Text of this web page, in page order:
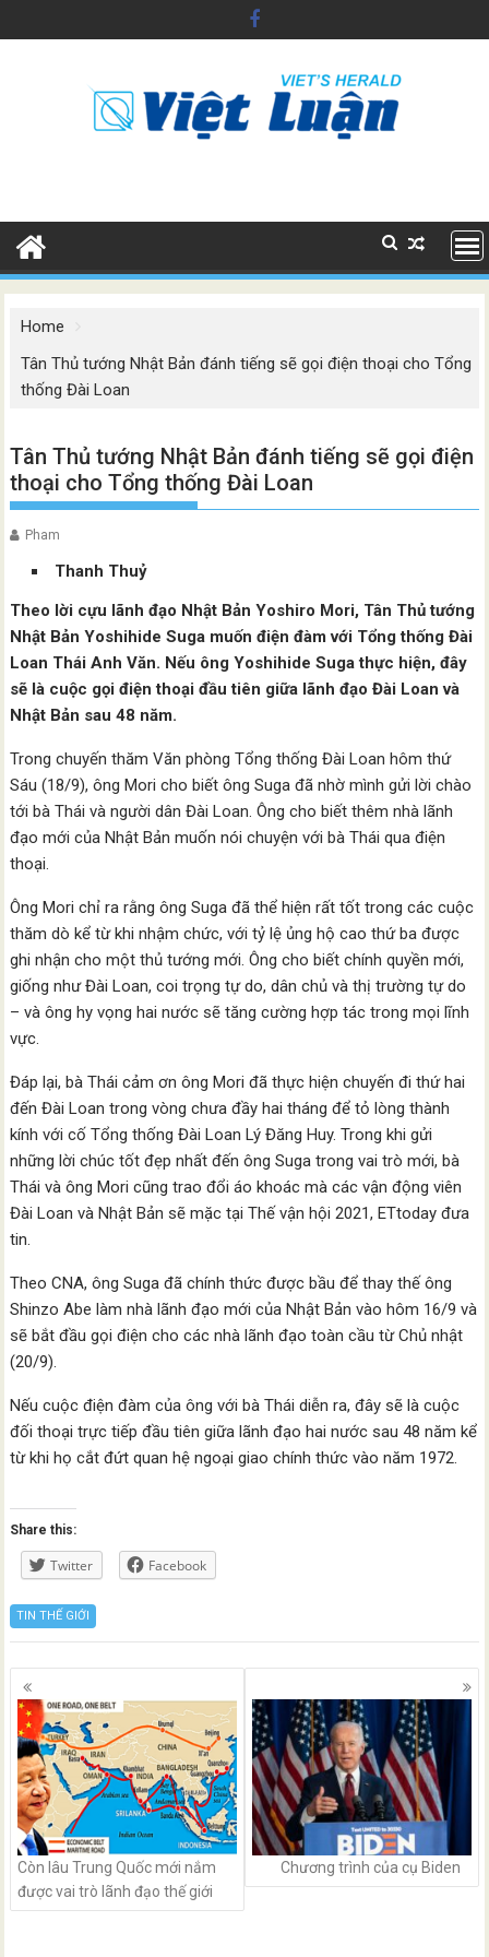
to
Home
Tân Thủ tướng Nhật Bản đánh tiếng sẽ gọi điện thoại cho Tổng
thống Đài Loan
Tân Thủ tướng Nhật Bản đánh tiếng sẽ gọi điện
thoại cho Tổng thống Đài Loan
Pham
Thanh Thuỷ
Theo lời cựu lãnh đạo Nhật Bản Yoshiro Mori, Tân Thủ tướng
Nhật Bản Yoshihide Suga muốn điện đàm với Tổng thống Đài
Loan Thái Anh Văn. Nếu ông Yoshihide Suga thực hiện, đây
sẽ là cuộc gọi điện thoại đầu tiên giữa lãnh đạo Đài Loan và
Nhật Bản sau 48 năm.
Trong chuyến thăm Văn phòng Tổng thống Đài Loan hôm thứ
Sáu (18/9), ông Mori cho biết ông Suga đã nhờ mình gửi lời chào
tới bà Thái và người dân Đài Loan. Ông cho biết thêm nhà lãnh
đạo mới của Nhật Bản muốn nói chuyện với bà Thái qua điện
thoại.
Ông Mori chỉ ra rằng ông Suga đã thể hiện rất tốt trong các cuộc
thăm dò kể từ khi nhậm chức, với tỷ lệ ủng hộ cao thứ ba được
ghi nhận cho một thủ tướng mới. Ông cho biết chính quyền mới,
giống như Đài Loan, coi trọng tự do, dân chủ và thị trường tự do
– và ông hy vọng hai nước sẽ tăng cường hợp tác trong mọi lĩnh
vực.
Đáp lại, bà Thái cảm ơn ông Mori đã thực hiện chuyến đi thứ hai
đến Đài Loan trong vòng chưa đầy hai tháng để tỏ lòng thành
kính với cố Tổng thống Đài Loan Lý Đăng Huy. Trong khi gửi
những lời chúc tốt đẹp nhất đến ông Suga trong vai trò mới, bà
Thái và ông Mori cũng trao đổi áo khoác mà các vận động viên
Đài Loan và Nhật Bản sẽ mặc tại Thế vận hội 2021, ETtoday đưa
tin.
Theo CNA, ông Suga đã chính thức được bầu để thay thế ông
Shinzo Abe làm nhà lãnh đạo mới của Nhật Bản vào hôm 16/9 và
sẽ bắt đầu gọi điện cho các nhà lãnh đạo toàn cầu từ Chủ nhật
(20/9).
Nếu cuộc điện đàm của ông với bà Thái diễn ra, đây sẽ là cuộc
đối thoại trực tiếp đầu tiên giữa lãnh đạo hai nước sau 48 năm kể
từ khi họ cắt đứt quan hệ ngoại giao chính thức vào năm 1972.
Share this:
Twitter Facebook
TIN THẾ GIỚI
Posts
navigation
Còn lâu Trung Quốc mới nắm
được vai trò lãnh đạo thế giới
Chương trình của cụ Biden